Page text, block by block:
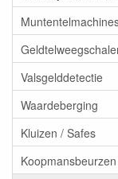
Valsgelddetectie
Waardeberging
Kluizen / Safes
Koopmansbeurzen